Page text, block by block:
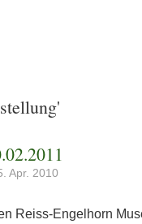
Apr. 2010
Reiss-Engelhorn